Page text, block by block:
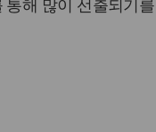
해 많이 선출되기를